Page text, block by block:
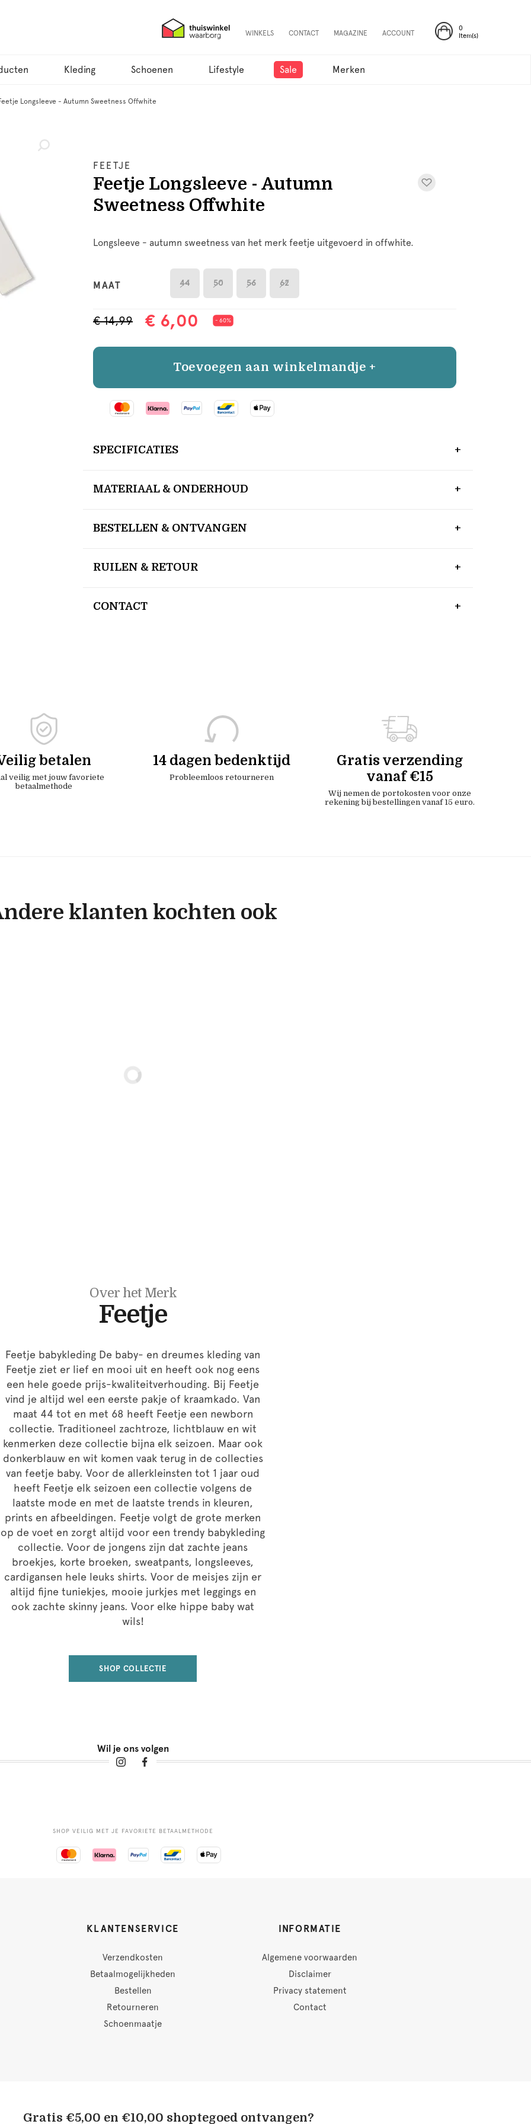
0
Item(s)
WINKELS CONTACT MAGAZINE ACCOUNT
Kleding Schoenen Lifestyle Sale Merken
Longsleeve - Autumn Sweetness Offwhite
FEETJE
Feetje Longsleeve - Autumn
Sweetness Offwhite
Longsleeve - autumn sweetness van het merk feetje uitgevoerd in offwhite.
MAAT 44 50 56 62
€ 14,99 € 6,00 - 60%
Toevoegen aan winkelmandje +
SPECIFICATIES
MATERIAAL & ONDERHOUD
BESTELLEN & ONTVANGEN
RUILEN & RETOUR
CONTACT
betalen
veilig met jouw favoriete
betaalmethode
14 dagen bedenktijd
Probleemloos retourneren
Gratis verzending
vanaf €15
Wij nemen de portokosten voor onze
rekening bij bestellingen vanaf 15 euro.
klanten kochten ook
Over het Merk
Feetje
Feetje babykleding De baby- en dreumes kleding van
Feetje ziet er lief en mooi uit en heeft ook nog eens
een hele goede prijs-kwaliteitverhouding. Bij Feetje
vind je altijd wel een eerste pakje of kraamkado. Van
maat 44 tot en met 68 heeft Feetje een newborn
collectie. Traditioneel zachtroze, lichtblauw en wit
kenmerken deze collectie bijna elk seizoen. Maar ook
donkerblauw en wit komen vaak terug in de collecties
van feetje baby. Voor de allerkleinsten tot 1 jaar oud
heeft Feetje elk seizoen een collectie volgens de
laatste mode en met de laatste trends in kleuren,
prints en afbeeldingen. Feetje volgt de grote merken
op de voet en zorgt altijd voor een trendy babykleding
collectie. Voor de jongens zijn dat zachte jeans
broekjes, korte broeken, sweatpants, longsleeves,
cardigansen hele leuks shirts. Voor de meisjes zijn er
altijd fijne tuniekjes, mooie jurkjes met leggings en
ook zachte skinny jeans. Voor elke hippe baby wat
wils!
SHOP COLLECTIE
Wil je ons volgen
SHOP VEILIG MET JE FAVORIETE BETAALMETHODE
KLANTENSERVICE
Verzendkosten
Betaalmogelijkheden
Bestellen
Retourneren
Schoenmaatje
INFORMATIE
Algemene voorwaarden
Disclaimer
Privacy statement
Contact
Gratis €5,00 en €10,00 shoptegoed ontvangen?